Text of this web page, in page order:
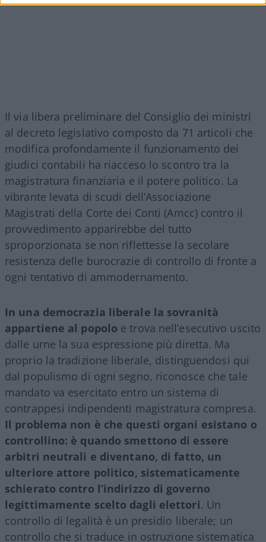
Il via libera preliminare del Consiglio dei ministri
al decreto legislativo composto da 71 articoli che
modifica profondamente il funzionamento dei
giudici contabili ha riacceso lo scontro tra la
magistratura finanziaria e il potere politico. La
vibrante levata di scudi dell’Associazione
Magistrati della Corte dei Conti (Amcc) contro il
provvedimento apparirebbe del tutto
sproporzionata se non riflettesse la secolare
resistenza delle burocrazie di controllo di fronte a
ogni tentativo di ammodernamento.
In una democrazia liberale la sovranità
appartiene al popolo e trova nell’esecutivo uscito
dalle urne la sua espressione più diretta. Ma
proprio la tradizione liberale, distinguendosi qui
dal populismo di ogni segno, riconosce che tale
mandato va esercitato entro un sistema di
contrappesi indipendenti magistratura compresa.
Il problema non è che questi organi esistano o
controllino: è quando smettono di essere
arbitri neutrali e diventano, di fatto, un
ulteriore attore politico, sistematicamente
schierato contro l’indirizzo di governo
legittimamente scelto dagli elettori. Un
controllo di legalità è un presidio liberale; un
controllo che si traduce in ostruzione sistematica